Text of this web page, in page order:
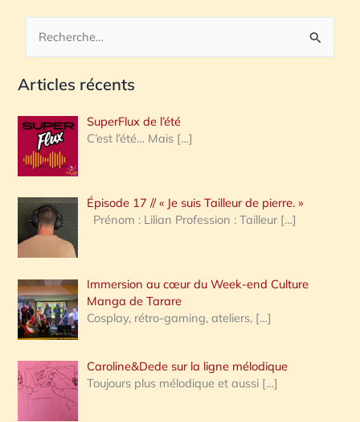
c
e
r
c
h
e
:
Articles récents
SuperFlux de l’été
C’est l’été… Mais […]
Épisode 17 // « Je suis Tailleur de pierre. »
Prénom : Lilian Profession : Tailleur […]
Immersion au cœur du Week-end Culture
Manga de Tarare
Cosplay, rétro-gaming, ateliers, […]
Caroline&Dede sur la ligne mélodique
Toujours plus mélodique et aussi […]